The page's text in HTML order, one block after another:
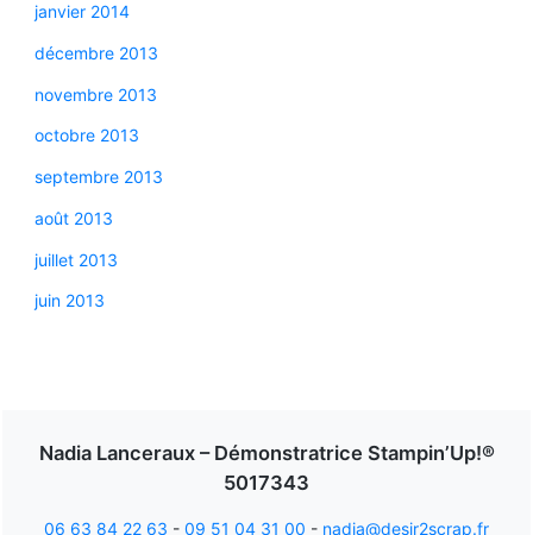
janvier 2014
décembre 2013
novembre 2013
octobre 2013
septembre 2013
août 2013
juillet 2013
juin 2013
Nadia Lanceraux – Démonstratrice Stampin’Up!®
5017343
06 63 84 22 63 - 09 51 04 31 00 - nadia@desir2scrap.fr